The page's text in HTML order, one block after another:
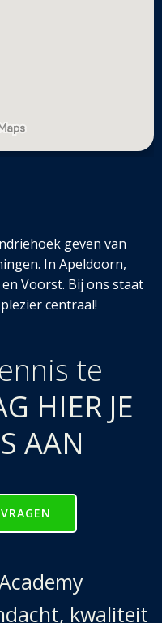
geven van
In Apeldoorn,
Voorst. Bij ons staat
centraal!
te
HIER JE
AAN
kwaliteit